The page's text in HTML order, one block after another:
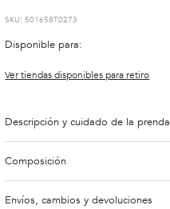
: 501658T0273
Disponible para:
Ver tiendas disponibles para retiro
Descripción y cuidado de la prenda
Composición
Envíos, cambios y devoluciones